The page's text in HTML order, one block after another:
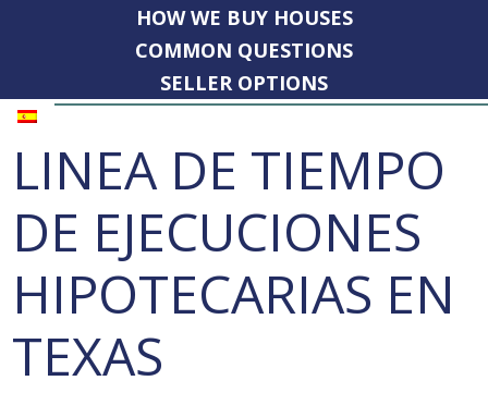
HOW WE BUY HOUSES
COMMON QUESTIONS
SELLER OPTIONS
LINEA DE TIEMPO
DE EJECUCIONES
HIPOTECARIAS EN
TEXAS